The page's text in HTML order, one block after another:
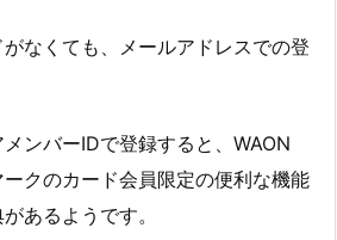
なくても、メールアドレスでの登
ンバーIDで登録すると、WAON
クのカード会員限定の便利な機能
あるようです。